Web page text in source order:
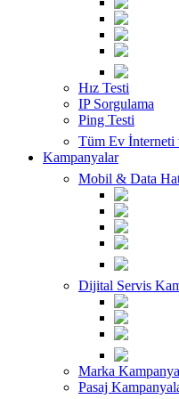
Hız Testi
IP Sorgulama
Ping Testi
Tüm Ev
Kampanyalar
Mobil & Data
Dijital Servis
Marka
Pasaj